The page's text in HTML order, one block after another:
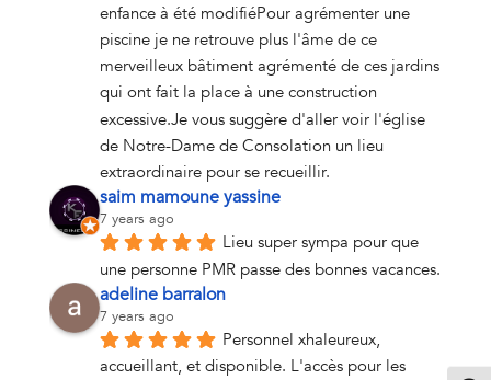
enfance à été modifiéPour agrémenter une
piscine je ne retrouve plus l'âme de ce
merveilleux bâtiment agrémenté de ces jardins
qui ont fait la place à une construction
excessive.Je vous suggère d'aller voir l'église
de Notre-Dame de Consolation un lieu
extraordinaire pour se recueillir.
saim mamoune yassine
7 years ago
Lieu super sympa pour que
une personne PMR passe des bonnes vacances.
adeline barralon
7 years ago
Personnel xhaleureux,
accueillant, et disponible. L'accès pour les